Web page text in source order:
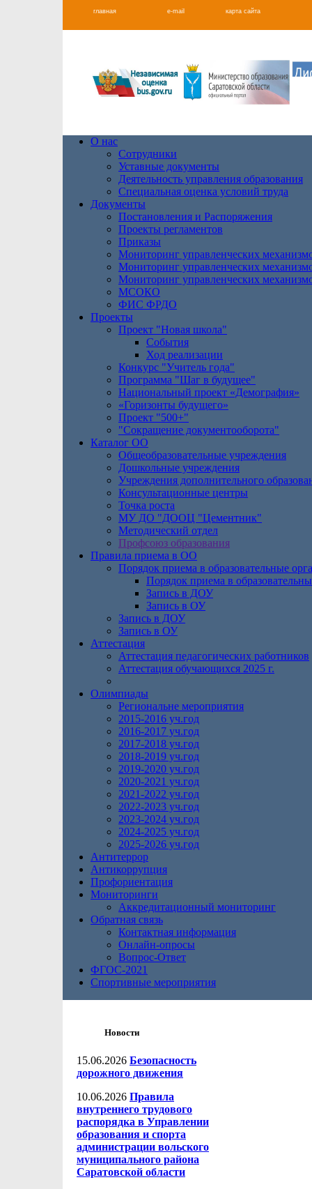
главная e-mail карта сайта
О нас
Сотрудники
Уставные документы
Деятельность управления образования
Специальная оценка условий труда
Документы
Постановления и Распоряжения
Проекты регламентов
Приказы
Мониторинг управленческих
Мониторинг управленческих
Мониторинг управленческих
МСОКО
ФИС ФРДО
Проекты
Проект "Новая школа"
События
Ход реализации
Конкурс "Учитель года"
Программа "Шаг в будущее"
Национальный проект «Демография»
«Горизонты будущего»
Проект "500+"
"Сокращение документооборота"
Каталог ОО
Общеобразовательные учреждения
Дошкольные учреждения
Учреждения дополнительного
Консультационные центры
Точка роста
МУ ДО "ДООЦ "Цементник"
Методический отдел
Профсоюз образования
Правила приема в ОО
Порядок приема в образовательные
Порядок приема в
Запись в ДОУ
Запись в ОУ
Запись в ДОУ
Запись в ОУ
Аттестация
Аттестация педагогических работников
Аттестация обучающихся 2025 г.
Олимпиады
Региональне мероприятия
2015-2016 уч.год
2016-2017 уч.год
2017-2018 уч.год
2018-2019 уч.год
2019-2020 уч.год
2020-2021 уч.год
2021-2022 уч.год
2022-2023 уч.год
2023-2024 уч.год
2024-2025 уч.год
2025-2026 уч.год
Антитеррор
Антикоррупция
Профориентация
Мониторинги
Аккредитационный мониторинг
Обратная связь
Контактная информация
Онлайн-опросы
Вопрос-Ответ
ФГОС-2021
Спортивные мероприятия
Новости
15.06.2026 Безопасность
дорожного движения
10.06.2026 Правила
внутреннего трудового
распорядка в Управлении
образования и спорта
администрации вольского
муниципального района
Саратовской области